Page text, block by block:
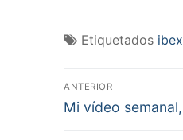
Etiquetados ibex
de
ANTERIOR
Entrada
Mi vídeo